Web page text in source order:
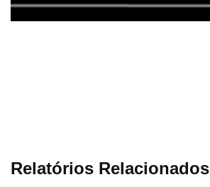
Relatórios Relacionados